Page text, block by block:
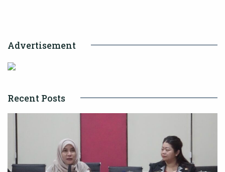
Jantung
Advertisement
Recent Posts